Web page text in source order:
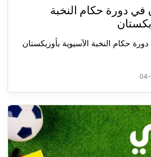
في دورة حكام النخبة
حكام النخبة الآسيوية بأوزبكستان